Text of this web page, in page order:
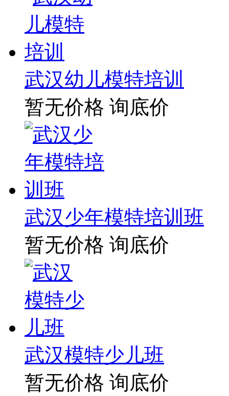
武汉幼儿模特培训
暂无价格 询底价
武汉少年模特培训班
暂无价格 询底价
武汉模特少儿班
暂无价格 询底价